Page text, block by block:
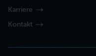
Karriere
Kontakt